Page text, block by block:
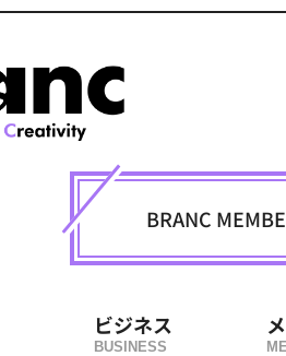
BRANC
ビジネス
BUSINESS